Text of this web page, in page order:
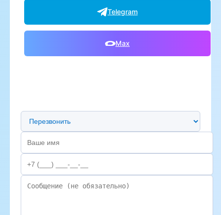
Telegram
Max
Предпочтительный способ связи